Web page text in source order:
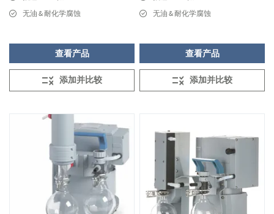
无油 & 耐化学腐蚀
查看产品
添加并比较
无油 & 耐化学腐蚀
查看产品
添加并比较